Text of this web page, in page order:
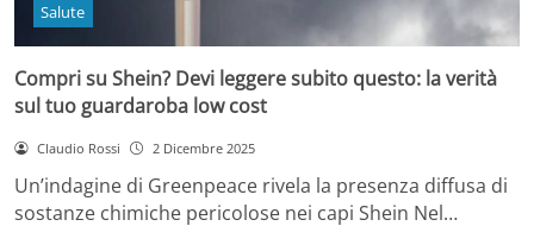
Salute
Compri su Shein? Devi leggere subito questo: la verità
sul tuo guardaroba low cost
Claudio Rossi 2 Dicembre 2025
Un’indagine di Greenpeace rivela la presenza diffusa di
sostanze chimiche pericolose nei capi Shein Nel…